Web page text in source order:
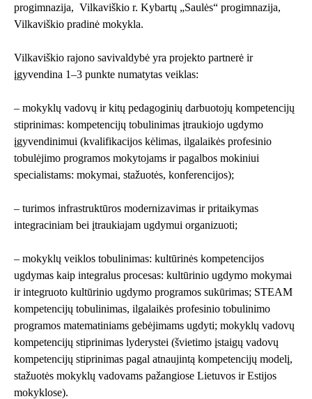
progimnazija, Vilkaviškio r. Kybartų „Saulės“ progimnazija,
Vilkaviškio pradinė mokykla.
Vilkaviškio rajono savivaldybė yra projekto partnerė ir
įgyvendina 1–3 punkte numatytas veiklas:
– mokyklų vadovų ir kitų pedagoginių darbuotojų kompetencijų
stiprinimas: kompetencijų tobulinimas įtraukiojo ugdymo
įgyvendinimui (kvalifikacijos kėlimas, ilgalaikės profesinio
tobulėjimo programos mokytojams ir pagalbos mokiniui
specialistams: mokymai, stažuotės, konferencijos);
– turimos infrastruktūros modernizavimas ir pritaikymas
integraciniam bei įtraukiajam ugdymui organizuoti;
– mokyklų veiklos tobulinimas: kultūrinės kompetencijos
ugdymas kaip integralus procesas: kultūrinio ugdymo mokymai
ir integruoto kultūrinio ugdymo programos sukūrimas; STEAM
kompetencijų tobulinimas, ilgalaikės profesinio tobulinimo
programos matematiniams gebėjimams ugdyti; mokyklų vadovų
kompetencijų stiprinimas lyderystei (švietimo įstaigų vadovų
kompetencijų stiprinimas pagal atnaujintą kompetencijų modelį,
stažuotės mokyklų vadovams pažangiose Lietuvos ir Estijos
mokyklose).